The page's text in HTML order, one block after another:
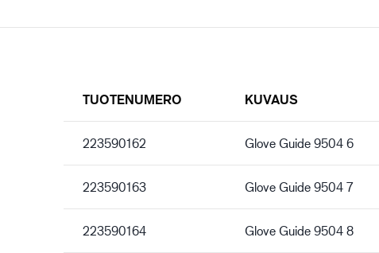
TUOTENUMERO KUVAUS
223590162 Glove Guide 9504 6
223590163 Glove Guide 9504 7
223590164 Glove Guide 9504 8